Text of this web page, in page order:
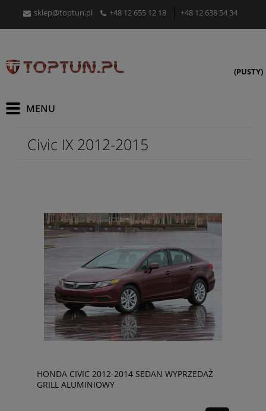
sklep@toptun.pl +48 12 655 12 18 +48 12 638 54 34
(PUSTY)
Civic IX 2012-2015
HONDA CIVIC 2012-2014 SEDAN WYPRZEDAŻ
GRILL ALUMINIOWY